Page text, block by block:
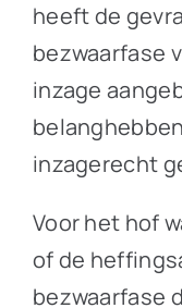
heeft de
bezwaarfase
inzage
inzagerecht
Voor het hof
of de
bezwaarfase